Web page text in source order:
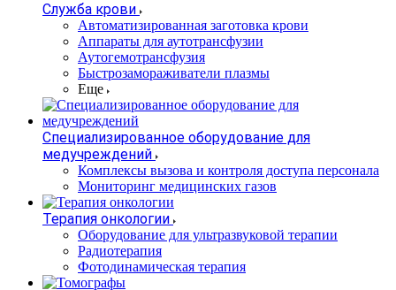
Служба крови
Автоматизированная заготовка крови
Аппараты для аутотрансфузии
Аутогемотрансфузия
Быстрозамораживатели плазмы
Еще
Специализированное оборудование для
медучреждений
Комплексы вызова и контроля доступа персонала
Мониторинг медицинских газов
Терапия онкологии
Оборудование для ультразвуковой терапии
Радиотерапия
Фотодинамическая терапия